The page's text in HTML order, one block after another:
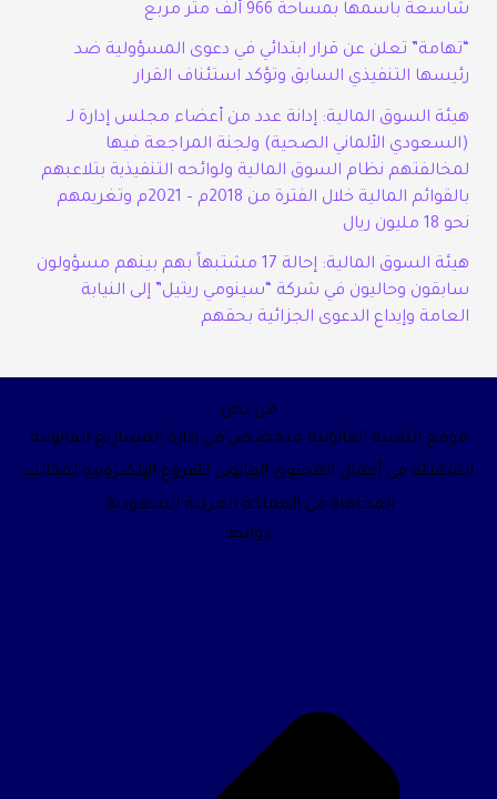
شاسعة باسمها بمساحة 966 ألف متر مربع
“تهامة” تعلن عن قرار ابتدائي في دعوى المسؤولية ضد
رئيسها التنفيذي السابق وتؤكد استئناف القرار
هيئة السوق المالية: إدانة عدد من أعضاء مجلس إدارة لـ
(السعودي الألماني الصحية) ولجنة المراجعة فيها
لمخالفتهم نظام السوق المالية ولوائحه التنفيذية بتلاعبهم
بالقوائم المالية خلال الفترة من 2018م – 2021م وتغريمهم
نحو 18 مليون ريال
هيئة السوق المالية: إحالة 17 مشتبهاً بهم بينهم مسؤولون
سابقون وحاليون في شركة “سينومي ريتيل” إلى النيابة
العامة وإيداع الدعوى الجزائية بحقهم
من نحن
موقع التقنية القانونية متخصص في إدارة المشاريع القانونية
المتمثلة في أعمال المحتوى القانوني للفروع الإلكترونية لمكاتب
المحاماة في المملكة العربية السعودية.
روابط